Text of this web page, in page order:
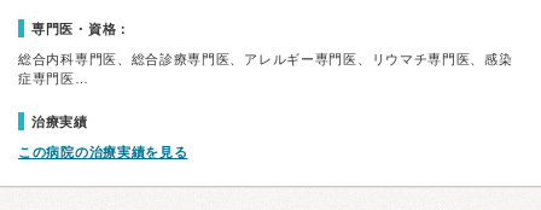
専門医・資格：
総合内科専門医、総合診療専門医、アレルギー専門医、リウマチ専門医、感染
症専門医…
治療実績
この病院の治療実績を見る